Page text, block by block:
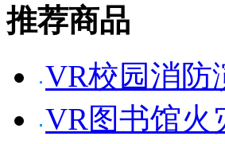
推荐商品
VR校园消防
VR图书馆火